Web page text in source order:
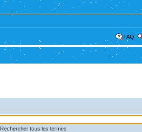
FAQ
Rechercher tous les termes